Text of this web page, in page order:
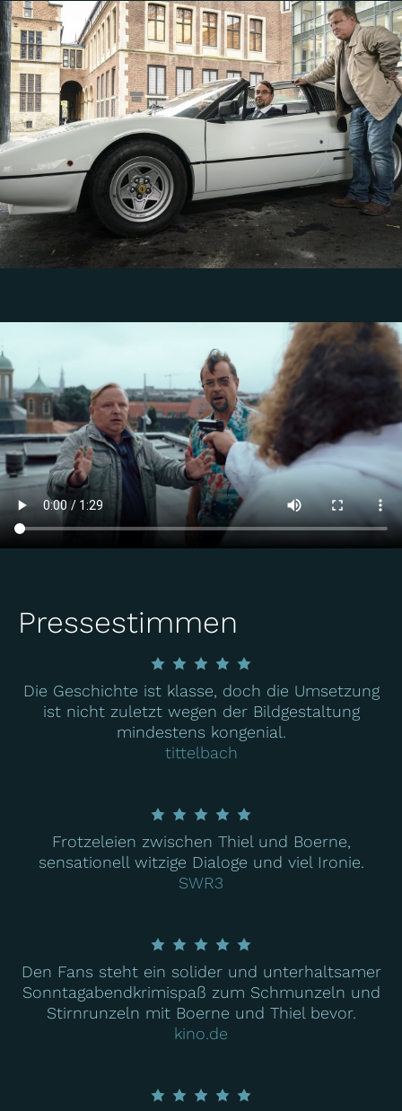
Pressestimmen
Die Geschichte ist klasse, doch die Umsetzung
ist nicht zuletzt wegen der Bildgestaltung
mindestens kongenial.
tittelbach
Frotzeleien zwischen Thiel und Boerne,
sensationell witzige Dialoge und viel Ironie.
SWR3
Den Fans steht ein solider und unterhaltsamer
Sonntagabendkrimispaß zum Schmunzeln und
Stirnrunzeln mit Boerne und Thiel bevor.
kino.de